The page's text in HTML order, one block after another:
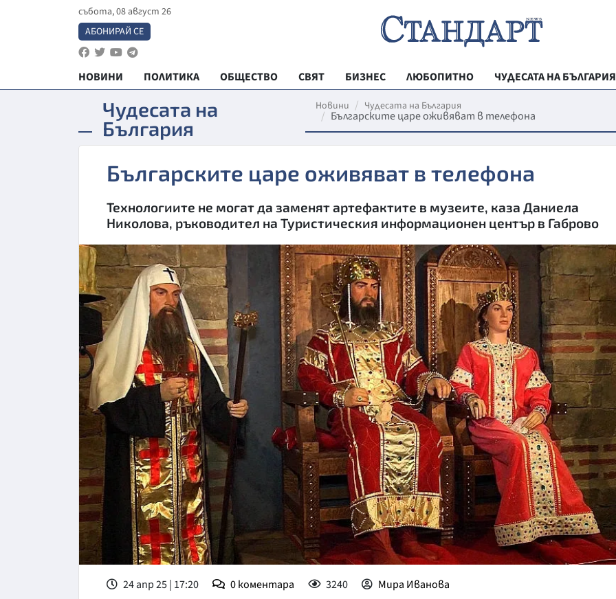
събота, 08 август 26
АБОНИРАЙ СЕ
НОВИНИ ПОЛИТИКА ОБЩЕСТВО СВЯТ БИЗНЕС ЛЮБОПИТНО
ЧУДЕСАТА НА БЪЛГАРИЯ
МОЯТ ГРАД
ТЕХНОЛОГИИ
ДА!НА
ДА! НА
КУЛТУРА
ПРАВОСЪДИЕ
КРИМИ
ВЯРА
ОБЯВИ
ВОЙНАТА В
ВРЕМЕТО
Чудесата на
България
Новини Чудесата на България
Българските царе оживяват в телефона
Българските царе оживяват в телефона
Технологиите не могат да заменят артефактите в музеите, каза Даниела
Николова, ръководител на Туристическия информационен център в Габрово
24 апр 25 | 17:20 0коментара 3240 Мира Иванова